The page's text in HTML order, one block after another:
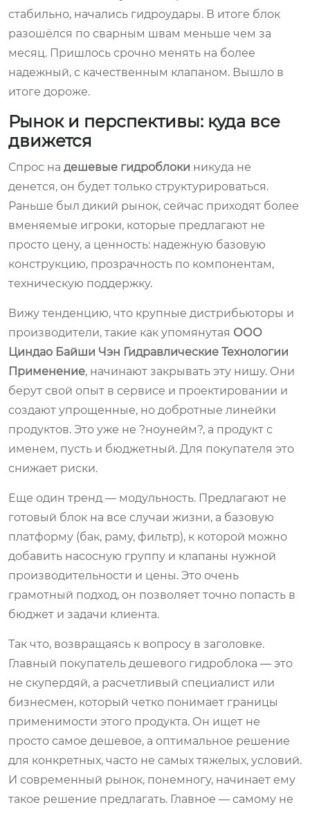
стабильно, начались гидроудары. В итоге блок
разошёлся по сварным швам меньше чем за
месяц. Пришлось срочно менять на более
надежный, с качественным клапаном. Вышло в
итоге дороже.
Рынок и перспективы: куда все
движется
Спрос на дешевые гидроблоки никуда не
денется, он будет только структурироваться.
Раньше был дикий рынок, сейчас приходят более
вменяемые игроки, которые предлагают не
просто цену, а ценность: надежную базовую
конструкцию, прозрачность по компонентам,
техническую поддержку.
Вижу тенденцию, что крупные дистрибьюторы и
производители, такие как упомянутая ООО
Циндао Байши Чэн Гидравлические Технологии
Применение, начинают закрывать эту нишу. Они
берут свой опыт в сервисе и проектировании и
создают упрощенные, но добротные линейки
продуктов. Это уже не ?ноунейм?, а продукт с
именем, пусть и бюджетный. Для покупателя это
снижает риски.
Еще один тренд — модульность. Предлагают не
готовый блок на все случаи жизни, а базовую
платформу (бак, раму, фильтр), к которой можно
добавить насосную группу и клапаны нужной
производительности и цены. Это очень
грамотный подход, он позволяет точно попасть в
бюджет и задачи клиента.
Так что, возвращаясь к вопросу в заголовке.
Главный покупатель дешевого гидроблока — это
не скупердяй, а расчетливый специалист или
бизнесмен, который четко понимает границы
применимости этого продукта. Он ищет не
просто самое дешевое, а оптимальное решение
для конкретных, часто не самых тяжелых, условий.
И современный рынок, понемногу, начинает ему
такое решение предлагать. Главное — самому не